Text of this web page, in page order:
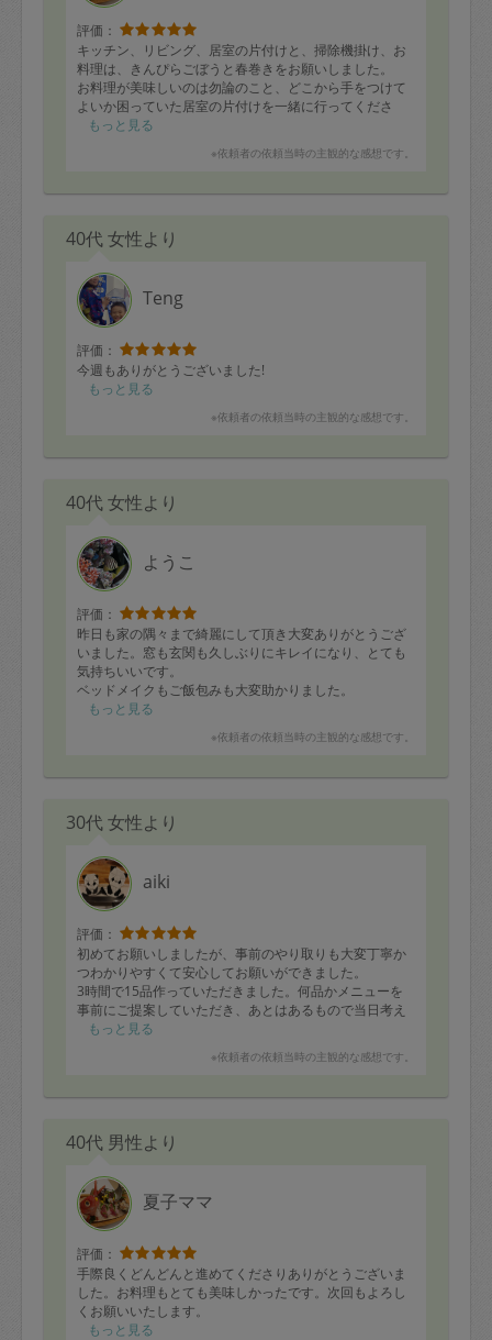
はもちろんですが、とても癒されました！ ありがとう
ございました。
評価：
キッチン、リビング、居室の片付けと、掃除機掛け、お
料理は、きんぴらごぼうと春巻きをお願いしました。
お料理が美味しいのは勿論のこと、どこから手をつけて
よいか困っていた居室の片付けを一緒に行ってくださ
り、あっという間に部屋が蘇ったので、大変助かりまし
もっと見る
※依頼者の依頼当時の主観的な感想です。
40代 女性より
Teng
評価：
今週もありがとうございました!
もっと見る
※依頼者の依頼当時の主観的な感想です。
40代 女性より
ようこ
評価：
昨日も家の隅々まで綺麗にして頂き大変ありがとうござ
いました。窓も玄関も久しぶりにキレイになり、とても
気持ちいいです。
ベッドメイクもご飯包みも大変助かりました。
また次回もどうぞよろしくお願い致します。
もっと見る
※依頼者の依頼当時の主観的な感想です。
30代 女性より
aiki
評価：
初めてお願いしましたが、事前のやり取りも大変丁寧か
つわかりやすくて安心してお願いができました。
3時間で15品作っていただきました。何品かメニューを
事前にご提案していただき、あとはあるもので当日考え
てくださるとのことだったのですが、ごぼう、かぶ、カ
いただきありがたかったです。どれも自分ではなかなか
してくださり、助かりました。
みなどを早速いただきましたが、味付けもちょうどよく
キッチンもピカピカに片付けていただき、時間きっちり
終わられました。
また是非お願いしたいです。
もっと見る
※依頼者の依頼当時の主観的な感想です。
40代 男性より
夏子ママ
評価：
手際良くどんどんと進めてくださりありがとうございま
した。お料理もとても美味しかったです。次回もよろし
くお願いいたします。
もっと見る